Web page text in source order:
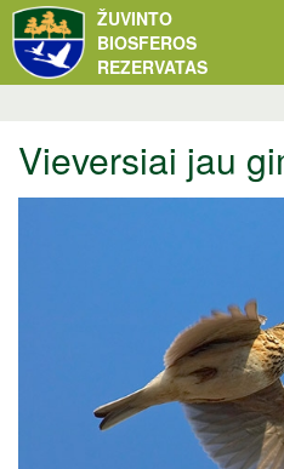
ŽUVINTO
BIOSFEROS
REZERVATAS
Vieversiai jau